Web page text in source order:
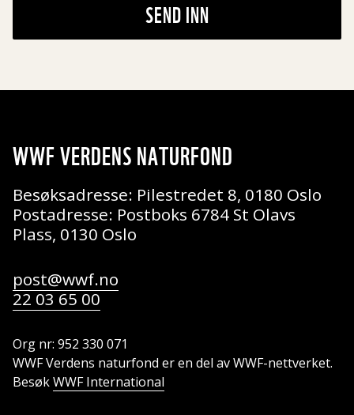
SEND INN
WWF VERDENS NATURFOND
Besøksadresse: Pilestredet 8, 0180 Oslo
Postadresse: Postboks 6784 St Olavs
Plass, 0130 Oslo
post@wwf.no
22 03 65 00
Org nr: 952 330 071
WWF Verdens naturfond er en del av WWF-nettverket.
BesøkWWF International